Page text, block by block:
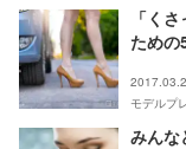
「く
ための
モデルプ
みんな